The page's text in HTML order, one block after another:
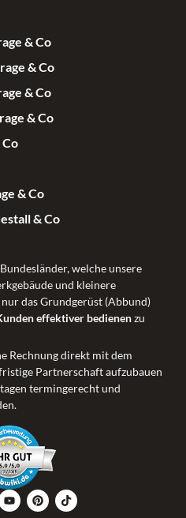
& Co
& Co
& Co
& Co
& Co
& Co
welche unsere
und kleinere
das Grundgerüst (Abbund)
effektiver bedienenzu
Rechnung direkt mit dem
Partnerschaft aufzubauen
termingerecht und